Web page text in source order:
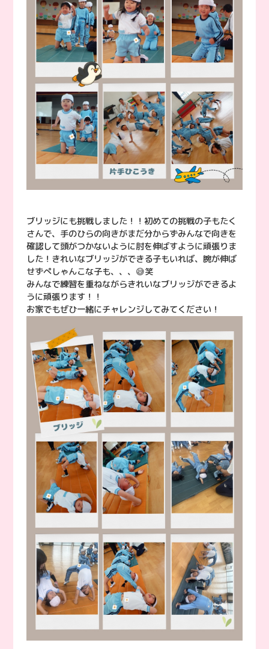
ブリッジにも挑戦しました！！初めての挑戦の子もたく
さんで、手のひらの向きがまだ分からずみんなで向きを
確認して頭がつかないように肘を伸ばすように頑張りま
した！きれいなブリッジができる子もいれば、腕が伸ば
せずぺしゃんこな子も、、、😅笑
みんなで練習を重ねながらきれいなブリッジができるよ
うに頑張ります！！
お家でもぜひ一緒にチャレンジしてみてください！